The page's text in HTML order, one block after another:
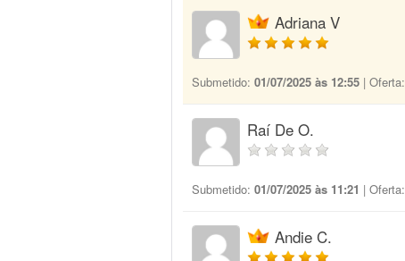
Adriana V
Submetido: 01/07/2025 às 12:55 | Oferta:
Raí De O.
Submetido: 01/07/2025 às 11:21 | Oferta:
Andie C.